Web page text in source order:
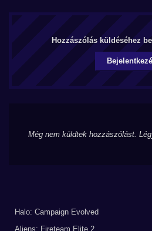
Hozzászólás küldéséhez
Még nem küldtek hozzászólást.
Halo: Campaign Evolved
Aliens: Fireteam Elite 2